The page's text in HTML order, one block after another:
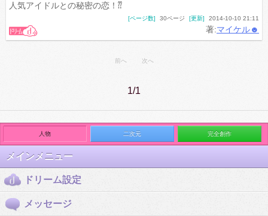
人気アイドルとの秘密の恋！⁇
著:マイケル☻
[ページ数] 30ページ [更新] 2014-10-10 21:11
前へ 次へ
1/1
人物 二次元 完全創作
メインメニュー
ドリーム設定
メッセージ